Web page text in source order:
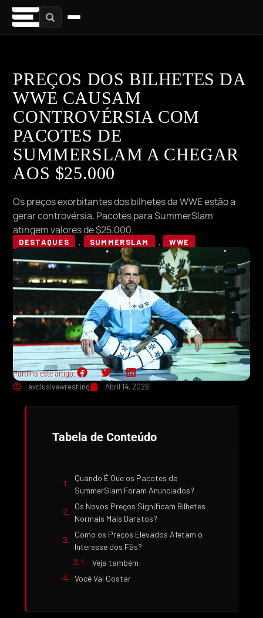
PREÇOS DOS BILHETES DA
WWE CAUSAM
CONTROVÉRSIA COM
PACOTES DE
SUMMERSLAM A CHEGAR
AOS $25.000
Os preços exorbitantes dos bilhetes da WWE estão a
gerar controvérsia. Pacotes para SummerSlam
atingem valores de $25.000.
DESTAQUES , SUMMERSLAM , WWE
Partilha este artigo:
exclusivewrestling
Abril 14, 2026
Tabela de Conteúdo
Quando É Que os Pacotes de
SummerSlam Foram Anunciados?
Os Novos Preços Significam Bilhetes
Normais Mais Baratos?
Como os Preços Elevados Afetam o
Interesse dos Fãs?
Veja também:
Você Vai Gostar